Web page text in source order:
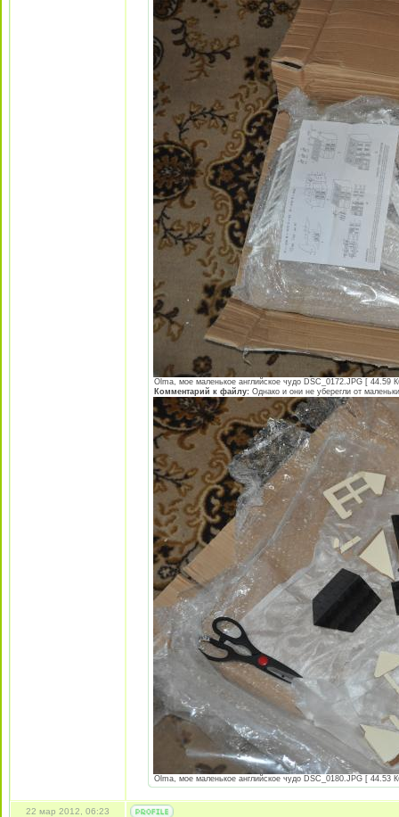
Olma, мое маленькое английское чудо DSC_0172.JPG [ 44.59
Комментарий к файлу: Однако и они не уберегли от
Olma, мое маленькое английское чудо DSC_0180.JPG [ 44.53
22 мар 2012, 06:23